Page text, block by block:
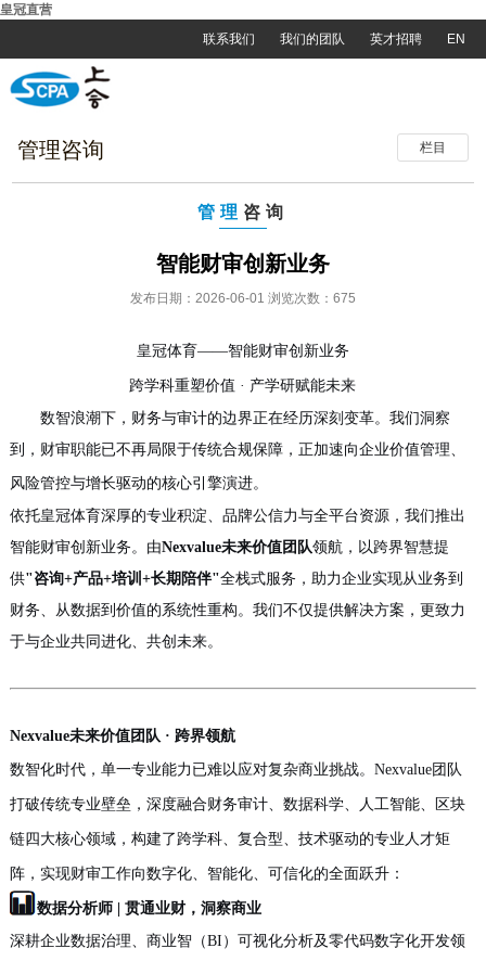
皇冠直营
联系我们
我们的团队 英才招聘 EN
栏目
管理咨询
管理 咨询
智能财审创新业务
发布日期：2026-06-01 浏览次数：675
皇冠体育——智能财审创新业务
跨学科重塑价值 · 产学研赋能未来
数智浪潮下，财务与审计的边界正在经历深刻变革。我们洞察
到，财审职能已不再局限于传统合规保障，正加速向企业价值管理、
风险管控与增长驱动的核心引擎演进。
依托皇冠体育深厚的专业积淀、品牌公信力与全平台资源，我们推出
智能财审创新业务。由Nexvalue未来价值团队领航，以跨界智慧提
供"咨询+产品+培训+长期陪伴"全栈式服务，助力企业实现从业务到
财务、从数据到价值的系统性重构。我们不仅提供解决方案，更致力
于与企业共同进化、共创未来。
Nexvalue未来价值团队 · 跨界领航
数智化时代，单一专业能力已难以应对复杂商业挑战。 Nexvalue团队
打破传统专业壁垒，深度融合财务审计、数据科学、人工智能、区块
链四大核心领域，构建了跨学科、复合型、技术驱动的专业人才矩
阵，实现财审工作向数字化、智能化、可信化的全面跃升：
数据分析师
| 贯通业财，洞察商业
深耕企业数据治理、商业智 （BI ） 可视化分析及零代码数字化开发领